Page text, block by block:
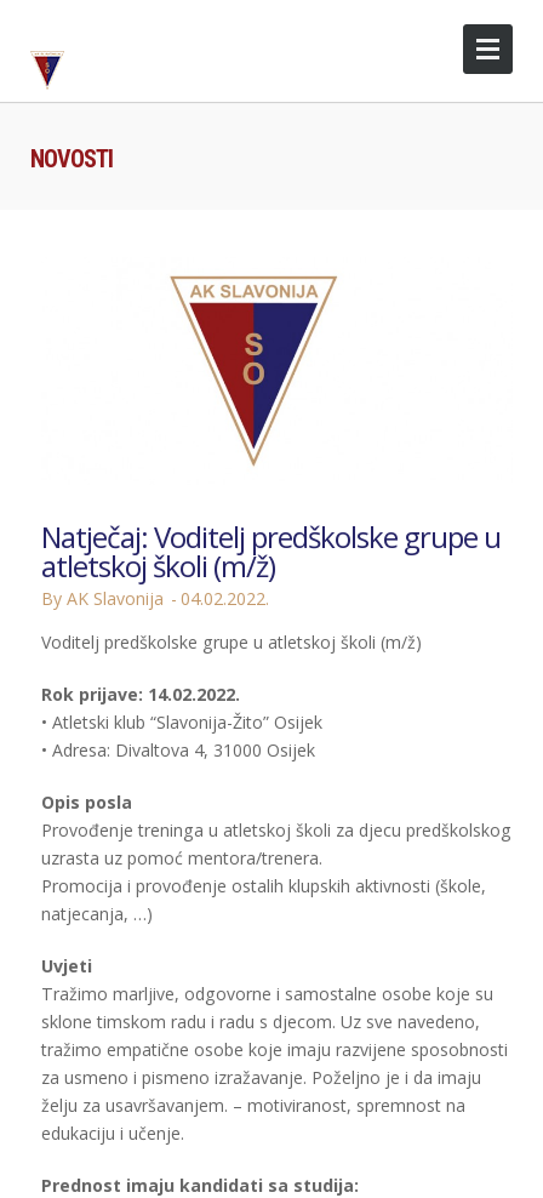
NOVOSTI
Natječaj: Voditelj predškolske grupe u
atletskoj školi (m/ž)
By AK Slavonija
04.02.2022.
Voditelj predškolske grupe u atletskoj školi (m/ž)
Rok prijave: 14.02.2022.
• Atletski klub “Slavonija-Žito” Osijek
• Adresa: Divaltova 4, 31000 Osijek
Opis posla
Provođenje treninga u atletskoj školi za djecu predškolskog
uzrasta uz pomoć mentora/trenera.
Promocija i provođenje ostalih klupskih aktivnosti (škole,
natjecanja, …)
Uvjeti
Tražimo marljive, odgovorne i samostalne osobe koje su
sklone timskom radu i radu s djecom. Uz sve navedeno,
tražimo empatične osobe koje imaju razvijene sposobnosti
za usmeno i pismeno izražavanje. Poželjno je i da imaju
želju za usavršavanjem. – motiviranost, spremnost na
edukaciju i učenje.
Prednost imaju kandidati sa studija: